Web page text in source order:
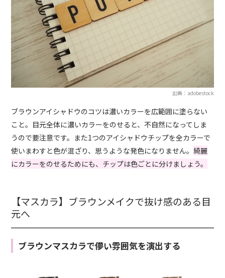
出典：adobestock
ブラウンアイシャドウのコツは濃いカラーを広範囲に塗らない
こと。目元全体に濃いカラーをのせると、不自然になってしま
うので要注意です。また1つのアイシャドウチップを全カラーで
使いまわすと色が混ざり、思うような発色になりません。綺麗
にカラーをのせるためにも、チップは色ごとに分けましょう。
【マスカラ】ブラウンメイクで抜け感のある目
元へ
ブラウンマスカラで儚い雰囲気を演出する